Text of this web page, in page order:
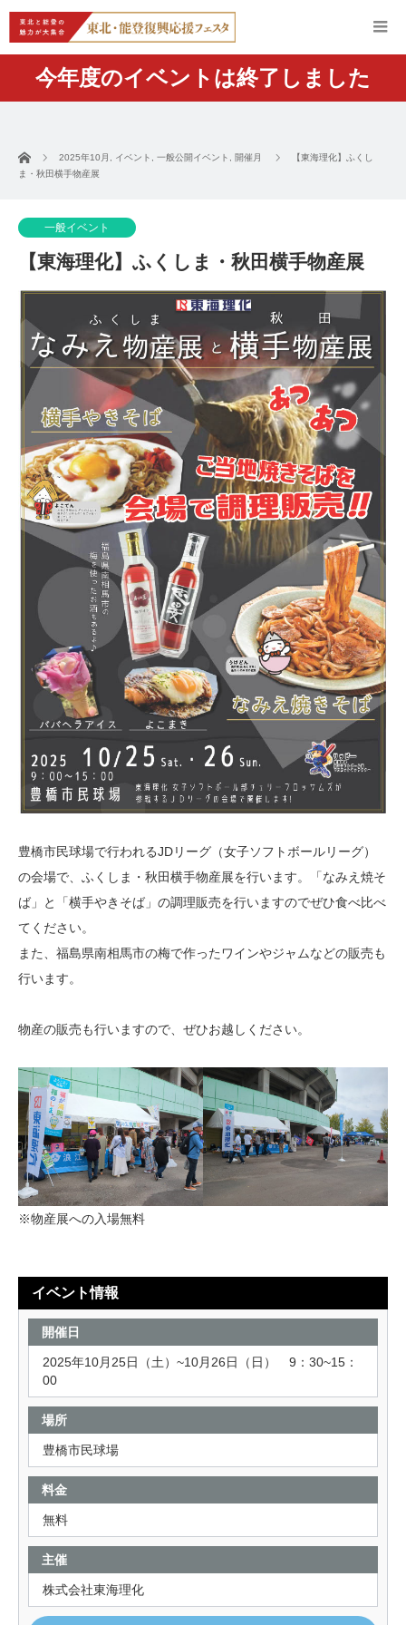
今年度のイベントは終了しました
ホーム 2025年10月 イベント 一般公開イベント 開催月
【東海理化】ふくし
ま・秋田横手物産展
一般イベント
【東海理化】ふくしま・秋田横手物産展
豊橋市民球場で行われるJDリーグ（女子ソフトボールリーグ）
の会場で、ふくしま・秋田横手物産展を行います。「なみえ焼そ
ば」と「横手やきそば」の調理販売を行いますのでぜひ食べ比べ
てください。
また、福島県南相馬市の梅で作ったワインやジャムなどの販売も
行います。
物産の販売も行いますので、ぜひお越しください。
※物産展への入場無料
イベント情報
開催日
2025年10月25日（土）~10月26日（日） 9：30~15：
00
場所
豊橋市民球場
料金
無料
主催
株式会社東海理化